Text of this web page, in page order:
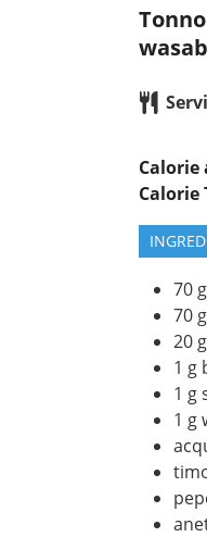
Calorie
Calorie
70 g
70 g
20 g
1 g
1 g
1 g